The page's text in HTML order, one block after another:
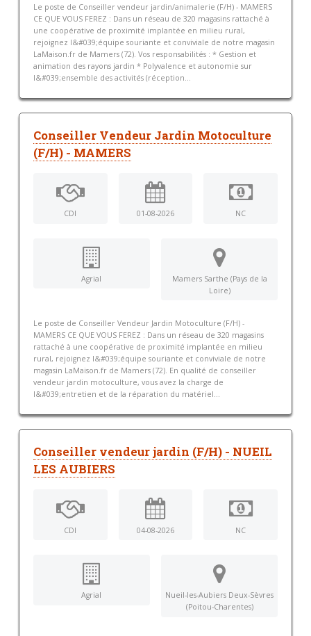
Le poste de Conseiller vendeur jardin/animalerie (F/H) - MAMERS
CE QUE VOUS FEREZ : Dans un réseau de 320 magasins rattaché à
une coopérative de proximité implantée en milieu rural,
rejoignez l&#039;équipe souriante et conviviale de notre magasin
LaMaison.fr de Mamers (72). Vos responsabilités : * Gestion et
animation des rayons jardin * Polyvalence et autonomie sur
l&#039;ensemble des activités (réception...
Conseiller Vendeur Jardin Motoculture
(F/H) - MAMERS
CDI 01-08-2026 NC
Agrial
Mamers Sarthe (Pays de la
Loire)
Le poste de Conseiller Vendeur Jardin Motoculture (F/H) -
MAMERS CE QUE VOUS FEREZ : Dans un réseau de 320 magasins
rattaché à une coopérative de proximité implantée en milieu
rural, rejoignez l&#039;équipe souriante et conviviale de notre
magasin LaMaison.fr de Mamers (72). En qualité de conseiller
vendeur jardin motoculture, vous avez la charge de
l&#039;entretien et de la réparation du matériel...
Conseiller vendeur jardin (F/H) - NUEIL
LES AUBIERS
CDI 04-08-2026 NC
Agrial
Nueil-les-Aubiers Deux-Sèvres
(Poitou-Charentes)